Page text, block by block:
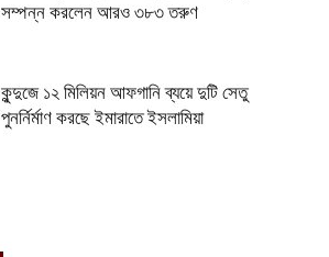
সম্পন্ন করলেন আরও ৩৮৩ তরুণ
কুন্দুজে ১২ মিলিয়ন আফগানি ব্যয়ে দুটি সেতু
পুনর্নির্মাণ করছে ইমারাতে ইসলামিয়া